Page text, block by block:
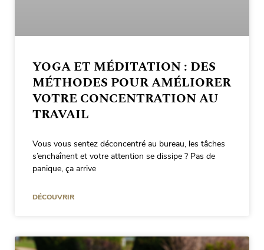
YOGA ET MÉDITATION : DES
MÉTHODES POUR AMÉLIORER
VOTRE CONCENTRATION AU
TRAVAIL
Vous vous sentez déconcentré au bureau, les tâches
s’enchaînent et votre attention se dissipe ? Pas de
panique, ça arrive
DÉCOUVRIR